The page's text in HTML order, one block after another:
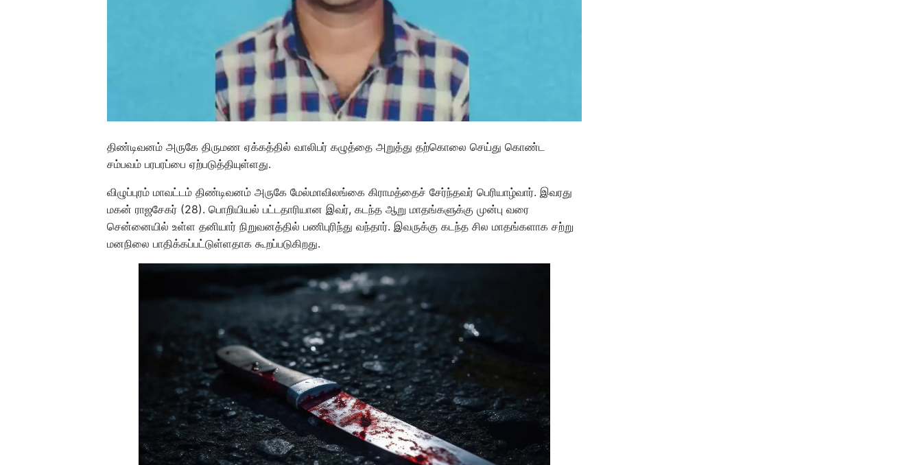
திண்டிவனம் அருகே திருமண ஏக்கத்தில் வாலிபர் கழுத்தை அறுத்து தற்கொலை செய்து கொண்ட
சம்பவம் பரபரப்பை ஏற்படுத்தியுள்ளது.
விழுப்புரம் மாவட்டம் திண்டிவனம் அருகே மேல்மாவிலங்கை கிராமத்தைச் சேர்ந்தவர் பெரியாழ்வார். இவரது
மகன் ராஜசேகர் (28). பொறியியல் பட்டதாரியான இவர், கடந்த ஆறு மாதங்களுக்கு முன்பு வரை
சென்னையில் உள்ள தனியார் நிறுவனத்தில் பணிபுரிந்து வந்தார். இவருக்கு கடந்த சில மாதங்களாக சற்று
மனநிலை பாதிக்கப்பட்டுள்ளதாக கூறப்படுகிறது.